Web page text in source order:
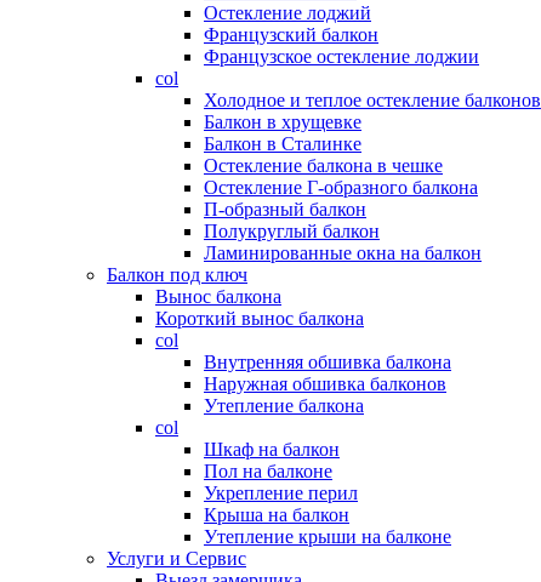
Остекление лоджий
Французский балкон
Французское остекление лоджии
col
Холодное и теплое остекление балконов
Балкон в хрущевке
Балкон в Сталинке
Остекление балкона в чешке
Остекление Г-образного балкона
П-образный балкон
Полукруглый балкон
Ламинированные окна на балкон
Балкон под ключ
Вынос балкона
Короткий вынос балкона
col
Внутренняя обшивка балкона
Наружная обшивка балконов
Утепление балкона
col
Шкаф на балкон
Пол на балконе
Укрепление перил
Крыша на балкон
Утепление крыши на балконе
Услуги и Сервис